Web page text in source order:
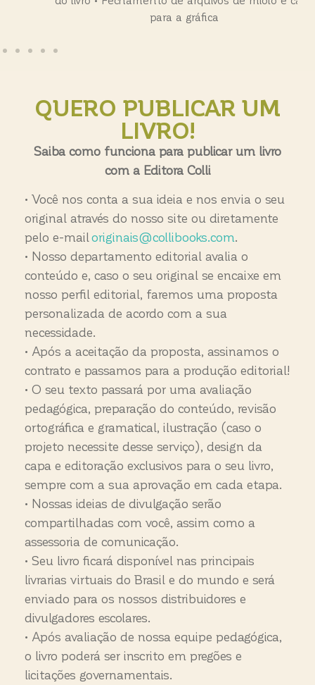
para a gráfica
QUERO PUBLICAR UM
LIVRO!
Saiba como funciona para publicar um livro
com a Editora Colli
• Você nos conta a sua ideia e nos envia o seu
original através do nosso site ou diretamente
pelo e-mail originais@collibooks.com
• Nosso departamento editorial avalia o
conteúdo e , caso o seu original se encaixe em
nosso perfil editorial, faremos uma proposta
personalizada de acordo com a sua
necessidade.
• Após a aceitação da proposta, assinamos o
contrato e passamos para a produção editorial!
• O seu texto passará por uma avaliação
pedagógica, preparação do conteúdo, revisão
ortográfica e gramatical, ilustração (caso o
projeto necessite desse serviço), design da
capa e editoração exclusivos para o seu livro,
sempre com a sua aprovação em cada etapa.
• Nossas ideias de divulgação serão
compartilhadas com você, assim como a
assessoria de comunicação.
• Seu livro ficará disponível nas principais
livrarias virtuais do Brasil e do mundo e será
enviado para os nossos distribuidores e
divulgadores escolares.
• Após avaliação de nossa equipe pedagógica,
o livro poderá ser inscrito em pregões e
licitações governamentais.